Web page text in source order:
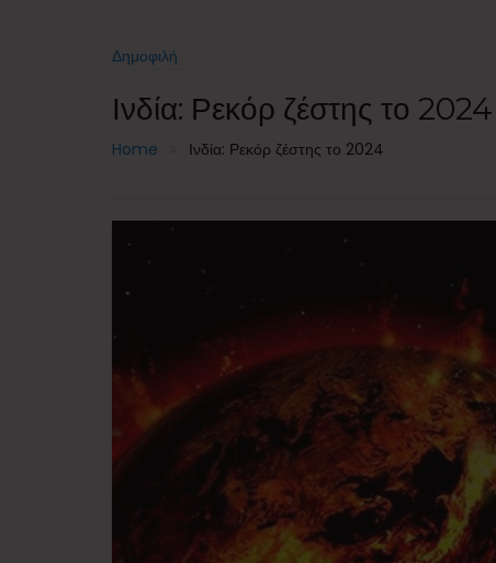
Δημοφιλή
Ινδία: Ρεκόρ ζέστης το 2024
Home Ινδία: Ρεκόρ ζέστης το 2024